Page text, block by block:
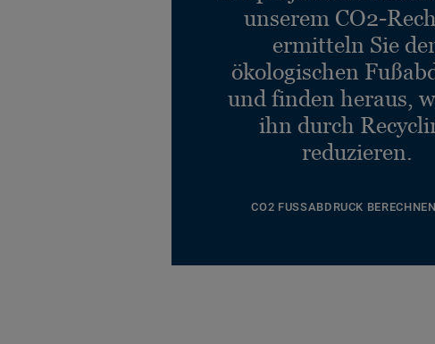
unserem CO2-
ermitteln Sie
ökologischen
und finden heraus,
ihn durch
reduzieren.
CO2 FUSSABDRUCK BERECHNEN